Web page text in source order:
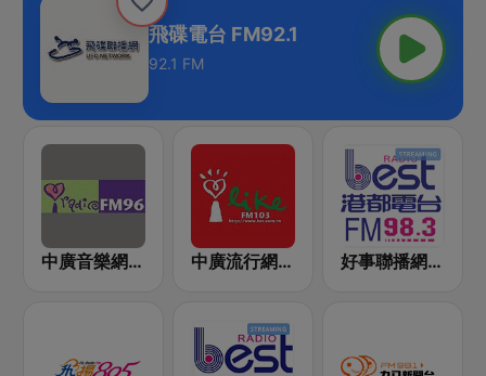
飛碟電台 FM92.1
92.1 FM
中廣音樂網 i Radio FM96.3 中廣流行網 I like radio 好事聯播網 港都983 Best Radio FM98.3